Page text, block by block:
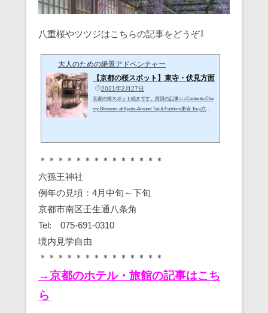
八重桜やツツジはこちらの記事をどうぞ⇩
大人のための絶景アドベンチャー
【京都の桜スポット】東寺・伏見方面
2021年2月27日
京都の桜スポット続きです。前回の記事↓↓↓Contents:Che
rry Blossom at Kyoto‐Around Toji＆Fushimi東寺 To-ji六孫
もたくさん咲いています。ライトアップも美しく大人気
25開門時間：午前5時～午後5時ライ...
＊＊＊＊＊＊＊＊＊＊＊＊＊＊
六孫王神社
例年の見頃：4月中旬～下旬
京都市南区壬生通八条角
Tel: 075-691-0310
境内見学自由
＊＊＊＊＊＊＊＊＊＊＊＊＊＊
→京都のホテル・旅館の記事はこち
ら